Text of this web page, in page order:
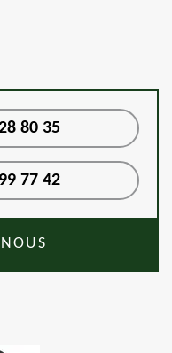
80 35
77 42